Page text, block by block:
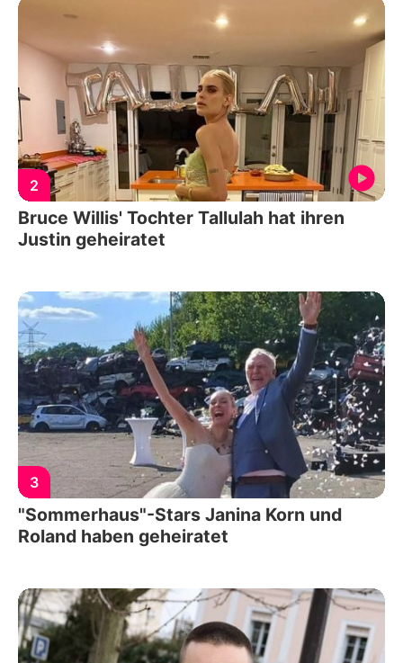
2
Bruce Willis' Tochter Tallulah hat ihren
Justin geheiratet
3
"Sommerhaus"-Stars Janina Korn und
Roland haben geheiratet